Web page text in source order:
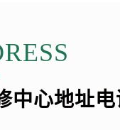
中心地址